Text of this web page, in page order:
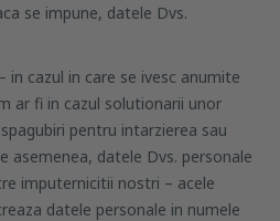
se impune, datele Dvs.
cazul in care se ivesc anumite
ar fi in cazul solutionarii unor
pentru intarzierea sau
asemenea, datele Dvs. personale
imputernicitii nostri – acele
datele personale in numele